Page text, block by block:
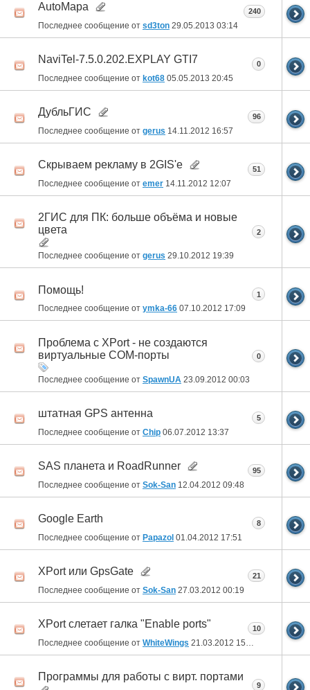
AutoMapa
Последнее сообщение от sd3ton 29.05.2013 03:14
240
NaviTel-7.5.0.202.EXPLAY GTI7
Последнее сообщение от kot68 05.05.2013 20:45
0
ДубльГИС
Последнее сообщение от gerus 14.11.2012 16:57
96
Скрываем рекламу в 2GIS'е
Последнее сообщение от emer 14.11.2012 12:07
51
2ГИС для ПК: больше объёма и новые
цвета
Последнее сообщение от gerus 29.10.2012 19:39
2
Помощь!
Последнее сообщение от ymka-66 07.10.2012 17:09
1
Проблема с XPort - не создаются
виртуальные COM-порты
Последнее сообщение от SpawnUA 23.09.2012 00:03
0
штатная GPS антенна
Последнее сообщение от Chip 06.07.2012 13:37
5
SAS планета и RoadRunner
Последнее сообщение от Sok-San 12.04.2012 09:48
95
Google Earth
Последнее сообщение от Papazol 01.04.2012 17:51
8
XPort или GpsGate
Последнее сообщение от Sok-San 27.03.2012 00:19
21
XPort слетает галка "Enable ports"
Последнее сообщение от WhiteWings 21.03.2012 15:33
10
Программы для работы с вирт. портами
9